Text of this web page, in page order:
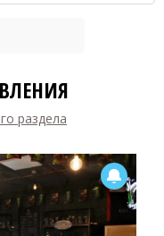
раздела